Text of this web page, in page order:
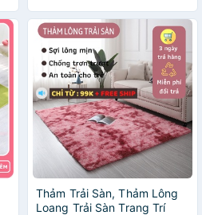
Thảm Trải Sàn, Thảm Lông
Loang Trải Sàn Trang Trí